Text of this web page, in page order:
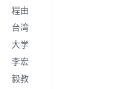
程由
台湾
大学
李宏
毅教